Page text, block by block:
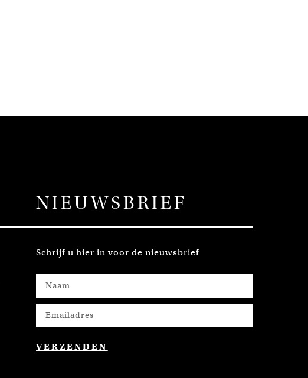
NIEUWSBRIEF
Schrijf u hier in voor de nieuwsbrief
VERZENDEN